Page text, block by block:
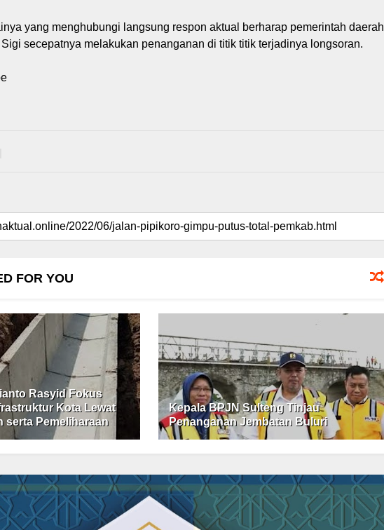
yang menghubungi langsung respon aktual berharap pemerintah daerah
secepatnya melakukan penanganan di titik titik terjadinya longsoran.
FOR YOU
Rasyid Fokus
Kota Lewat
serta Pemeliharaan
Kepala BPJN Sulteng Tinjau
Penanganan Jembatan Buluri